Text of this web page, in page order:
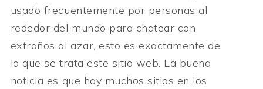
usado frecuentemente por personas al
rededor del mundo para chatear con
extraños al azar, esto es exactamente de
lo que se trata este sitio web. La buena
noticia es que hay muchos sitios en los